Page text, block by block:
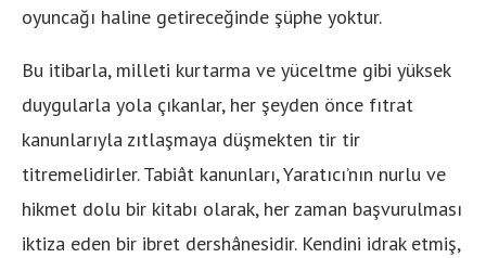
oyuncağı haline getireceğinde şüphe yoktur.
Bu itibarla, milleti kurtarma ve yüceltme gibi yüksek
duygularla yola çıkanlar, her şeyden önce fıtrat
kanunlarıyla zıtlaşmaya düşmekten tir tir
titremelidirler. Tabiât kanunları, Yaratıcı’nın nurlu ve
hikmet dolu bir kitabı olarak, her zaman başvurulması
iktiza eden bir ibret dershânesidir. Kendini idrak etmiş,